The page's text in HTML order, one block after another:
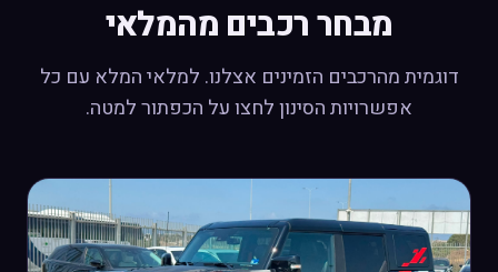
מבחר רכבים מהמלאי
דוגמית מהרכבים הזמינים אצלנו. למלאי המלא עם כל
אפשרויות הסינון לחצו על הכפתור למטה.